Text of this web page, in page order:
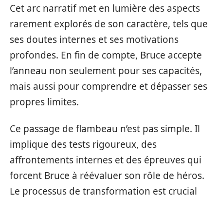
Cet arc narratif met en lumière des aspects
rarement explorés de son caractère, tels que
ses doutes internes et ses motivations
profondes. En fin de compte, Bruce accepte
l’anneau non seulement pour ses capacités,
mais aussi pour comprendre et dépasser ses
propres limites.
Ce passage de flambeau n’est pas simple. Il
implique des tests rigoureux, des
affrontements internes et des épreuves qui
forcent Bruce à réévaluer son rôle de héros.
Le processus de transformation est crucial